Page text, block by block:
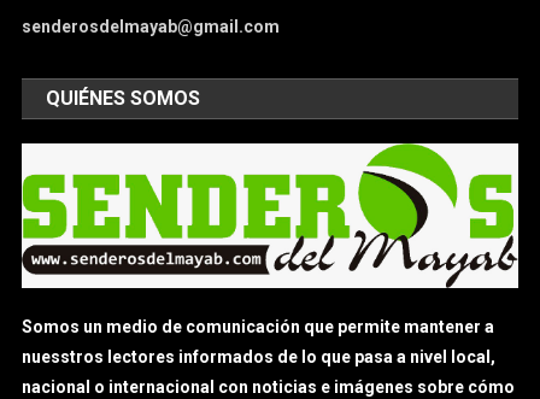
senderosdelmayab@gmail.com
QUIÉNES SOMOS
Somos un medio de comunicación que permite mantener a
nuesstros lectores informados de lo que pasa a nivel local,
nacional o internacional con noticias e imágenes sobre cómo